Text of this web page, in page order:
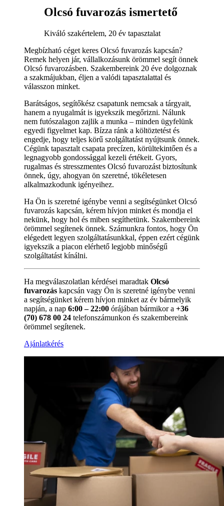
Olcsó fuvarozás ismertető
Kiváló szakértelem, 20 év tapasztalat
Megbízható céget keres Olcsó fuvarozás kapcsán?
Remek helyen jár, vállalkozásunk örömmel segít önnek
Olcsó fuvarozásben. Szakembereink 20 éve dolgoznak
a szakmájukban, éljen a valódi tapasztalattal és
válasszon minket.
Barátságos, segítőkész csapatunk nemcsak a tárgyait,
hanem a nyugalmát is igyekszik megőrizni. Nálunk
nem futószalagon zajlik a munka – minden ügyfelünk
egyedi figyelmet kap. Bízza ránk a költöztetést és
engedje, hogy teljes körű szolgáltatást nyújtsunk önnek.
Cégünk tapasztalt csapata precízen, körültekintően és a
legnagyobb gondossággal kezeli értékeit. Gyors,
rugalmas és stresszmentes Olcsó fuvarozást biztosítunk
önnek, úgy, ahogyan ön szeretné, tökéletesen
alkalmazkodunk igényeihez.
Ha Ön is szeretné igénybe venni a segítségünket Olcsó
fuvarozás kapcsán, kérem hívjon minket és mondja el
nekünk, hogy hol és miben segíthetünk. Szakembereink
örömmel segítenek önnek. Számunkra fontos, hogy Ön
elégedett legyen szolgáltatásunkkal, éppen ezért cégünk
igyekszik a piacon elérhető legjobb minőségű
szolgáltatást kínálni.
Ha megválaszolatlan kérdései maradtak Olcsó
fuvarozás kapcsán vagy Ön is szeretné igénybe venni
a segítségünket kérem hívjon minket az év bármelyik
napján, a nap 6:00 – 22:00 órájában bármikor a +36
(70) 678 00 24 telefonszámunkon és szakembereink
örömmel segítenek.
Ajánlatkérés